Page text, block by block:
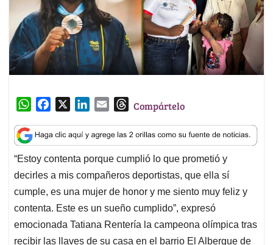
W
a
t
s
A
p
p
c
e
b
o
o
n
k
e
d
I
n
a
i
l
T
r
e
a
d
s
Compártelo
“Estoy contenta porque cumplió lo que prometió y
decirles a mis compañeros deportistas, que ella sí
cumple, es una mujer de honor y me siento muy feliz y
contenta. Este es un sueño cumplido”, expresó
emocionada Tatiana Rentería la campeona olímpica tras
recibir las llaves de su casa en el barrio El Albergue de